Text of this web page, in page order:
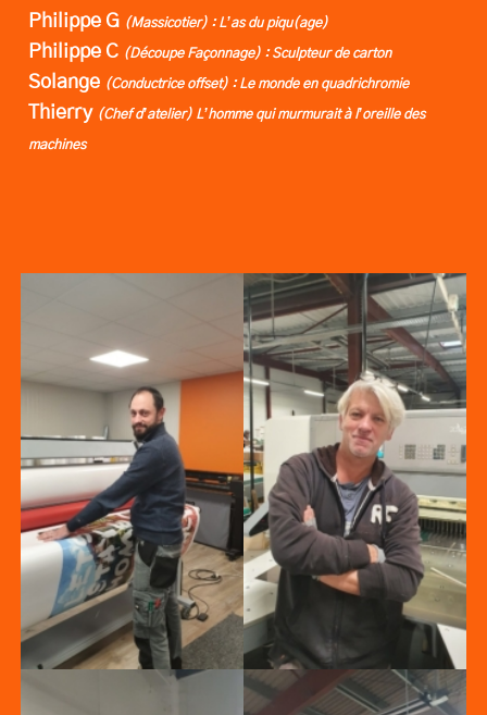
Philippe G (Massicotier) : L’as du piqu(age)
Philippe C (Découpe Façonnage) : Sculpteur de carton
Solange (Conductrice offset) : Le monde en quadrichromie
Thierry (Chef d’atelier) L’homme qui murmurait à l’oreille des
machines